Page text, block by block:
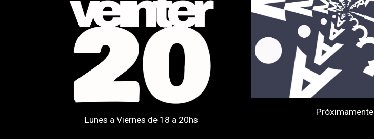
Lunes a Viernes de 18 a 20hs
Próximamente